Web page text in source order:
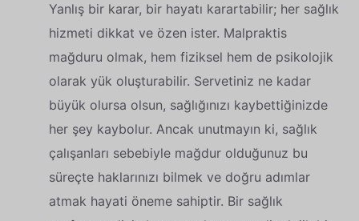
Yanlış bir karar, bir hayatı karartabilir; her sağlık
hizmeti dikkat ve özen ister. Malpraktis
mağduru olmak, hem fiziksel hem de psikolojik
olarak yük oluşturabilir. Servetiniz ne kadar
büyük olursa olsun, sağlığınızı kaybettiğinizde
her şey kaybolur. Ancak unutmayın ki, sağlık
çalışanları sebebiyle mağdur olduğunuz bu
süreçte haklarınızı bilmek ve doğru adımlar
atmak hayati öneme sahiptir. Bir sağlık